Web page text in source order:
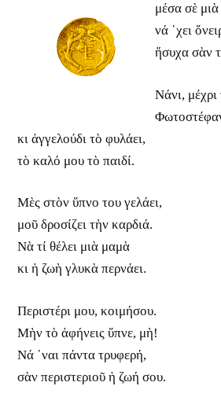
μέσα σὲ
νά ῾χει
ἥσυχα σὰν
Νάνι,
κι ἀγγελούδι τὸ φυλάει,
τὸ καλό μου τὸ παιδί.
Μὲς στὸν ὕπνο του γελάει,
μοῦ δροσίζει τὴν καρδιά.
Νὰ τί θέλει μιὰ μαμὰ
κι ἡ ζωὴ γλυκὰ περνάει.
Περιστέρι μου, κοιμήσου.
Μὴν τὸ ἀφήνεις ὕπνε, μὴ!
Νά ῾ναι πάντα τρυφερή,
σὰν περιστεριοῦ ἡ ζωή σου.